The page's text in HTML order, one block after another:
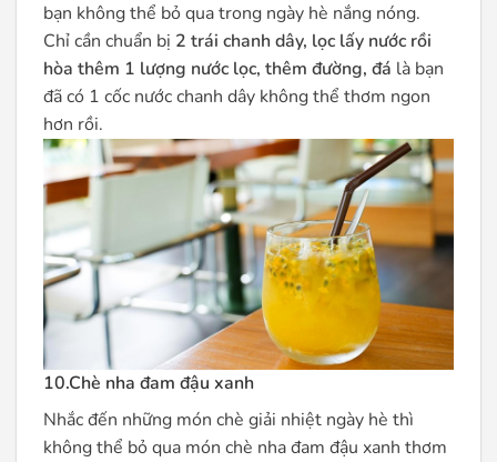
bạn không thể bỏ qua trong ngày hè nắng nóng.
Chỉ cần chuẩn bị 2 trái chanh dây, lọc lấy nước rồi
hòa thêm 1 lượng nước lọc, thêm đường, đá là bạn
đã có 1 cốc nước chanh dây không thể thơm ngon
hơn rồi.
10.Chè nha đam đậu xanh
Nhắc đến những món chè giải nhiệt ngày hè thì
không thể bỏ qua món chè nha đam đậu xanh thơm